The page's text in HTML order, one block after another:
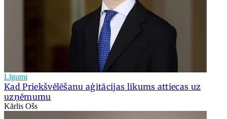
Līgumi
Kad Priekšvēlēšanu aģitācijas likums attiecas uz
uzņēmumu
Kārlis Ošs